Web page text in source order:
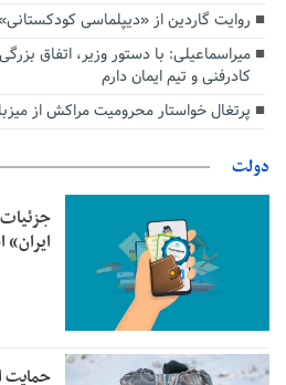
روایت گاردین از «دیپلماسی کودکستانی»
میراسماعیلی: با دستور وزیر، اتفاق
کادرفنی و تیم ایمان دارم
پرتغال خواستار محرومیت مراکش از میزبانی
دولت
ایران»
حمایت